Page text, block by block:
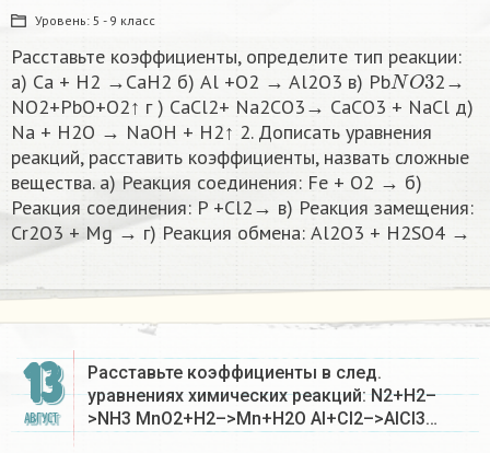
Уровень: 5 - 9 класс
Расставьте коэффициенты, определите тип реакции:
а) Са + H2 →СаH2 б) Al +O2 → Al2O3 в) PbNO3 2→
NO2+PbO+O2↑ г ) CaCl2+ Na2CO3→ CaCO3 + NaCl д)
Na + H2O → NaOH + H2↑ 2. Дописать уравнения
реакций, расставить коэффициенты, назвать сложные
вещества. а) Реакция соединения: Fe + O2 → б)
Реакция соединения: P +Cl2→ в) Реакция замещения:
Сr2O3 + Mg → г) Реакция обмена: Al2O3 + H2SO4 →
13
АВГУСТ
Расставьте коэффициенты в след.
уравнениях химических реакций: N2+H2–
>NH3 MnO2+H2–>Mn+H2O Al+Cl2–>AlCl3…